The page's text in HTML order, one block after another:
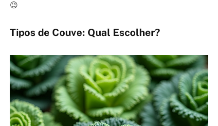
😉
Tipos de Couve: Qual Escolher?